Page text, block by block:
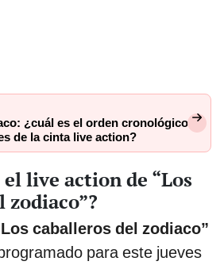
¿cuál es el orden cronológico
de la cinta live action?
el live action de “Los
zodiaco”?
caballeros del zodiaco”
para este jueves